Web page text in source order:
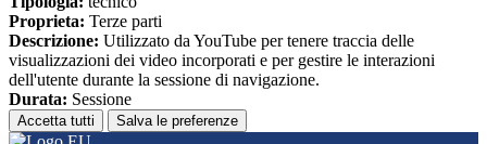
Proprieta: Terze parti
Descrizione: Utilizzato da YouTube per tenere traccia delle
visualizzazioni dei video incorporati e per gestire le interazioni
dell'utente durante la sessione di navigazione.
Durata: Sessione
Accetta tutti Salva le preferenze